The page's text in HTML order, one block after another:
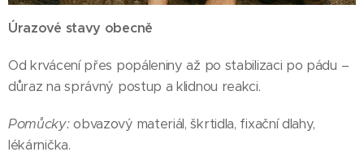
Úrazové stavy obecně
Od krvácení přes popáleniny až po stabilizaci po pádu –
důraz na správný postup a klidnou reakci.
Pomůcky:obvazový materiál, škrtidla, fixační dlahy,
lékárnička.